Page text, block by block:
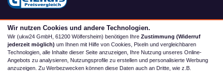
Wir nutzen Cookies und andere Technologien.
Wir (ukw24 GmbH, 61200 Wölfersheim) benötigen Ihre Zustimmung (Widerruf
jederzeit möglich) um Ihnen mit Hilfe von Cookies, Pixeln und vergleichbaren
Technologien, alle Inhalte dieser Seite anzuzeigen, Ihre Nutzung unseres Online-
Angebots zu analysieren, Nutzungsprofile zu erstellen und personalisierte Werbung
anzuzeigen. Zu Werbezwecken können diese Daten auch an Dritte, wie z.B.